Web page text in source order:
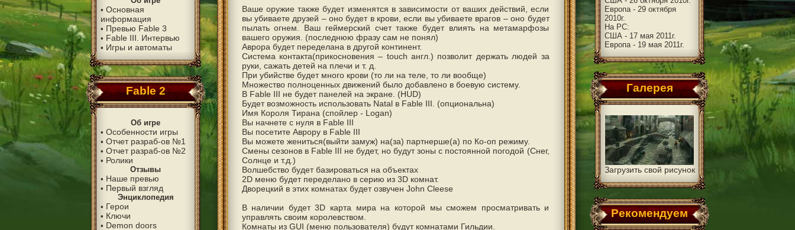
• Основная
информация
• Превью Fable 3
• Fable III. Интервью
• Игры и автоматы
Fable 2
Об игре
• Особенности игры
• Отчет разраб-ов №1
• Отчет разраб-ов №2
• Ролики
Отзывы
• Наше превью
• Первый взгляд
Энциклопедия
• Герои
• Ключи
• Demon doors
Ваше оружие также будет изменятся в зависимости от ваших действий, если
вы убиваете друзей – оно будет в крови, если вы убиваете врагов – оно будет
пылать огнем. Ваш геймерский счет также будет влиять на метамарфозы
вашего оружия. (последнюю фразу сам не понял)
Аврора будет переделана в другой континент.
Система контакта(прикосновения – touch англ.) позволит держать людей за
руки, сажать детей на плечи и т. д.
При убийстве будет много крови (то ли на теле, то ли вообще)
Множество полноценных движений было добавлено в боевую систему.
В Fable III не будет панелей на экране. (HUD)
Будет возможность использовать Natal в Fable III. (опциональна)
Имя Короля Тирана (спойлер - Logan)
Вы начнете с нуля в Fable III
Вы посетите Аврору в Fable III
Вы можете жениться(выйти замуж) на(за) партнерше(а) по Ко-оп режиму.
Смены сезонов в Fable III не будет, но будут зоны с постоянной погодой (Снег,
Солнце и т.д.)
Волшебство будет базироваться на объектах
2D меню будет переделано в серию из 3D комнат.
Дворецкий в этих комнатах будет озвучен John Cleese
В наличии будет 3D карта мира на которой мы сможем просматривать и
управлять своим королевством.
Комнаты из GUI (меню пользователя) будут комнатами Гильдии.
Европа - 29 октября
2010г.
На PC:
США - 17 мая 2011г.
Европа - 19 мая 2011г.
Галерея
Загрузить свой рисунок
Рекомендуем